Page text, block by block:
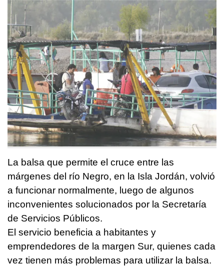
La balsa que permite el cruce entre las
márgenes del río Negro, en la Isla Jordán, volvió
a funcionar normalmente, luego de algunos
inconvenientes solucionados por la Secretaría
de Servicios Públicos.
El servicio beneficia a habitantes y
emprendedores de la margen Sur, quienes cada
vez tienen más problemas para utilizar la balsa.